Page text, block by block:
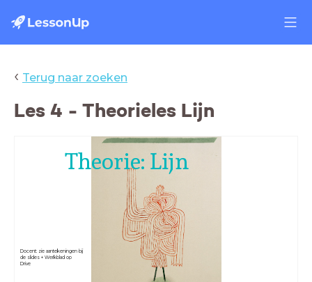
‹ Terug naar zoeken
Les 4 - Theorieles Lijn
Theorie: Lijn
Docent: zie aantekeningen bij
de slides + Werkblad op
Drive